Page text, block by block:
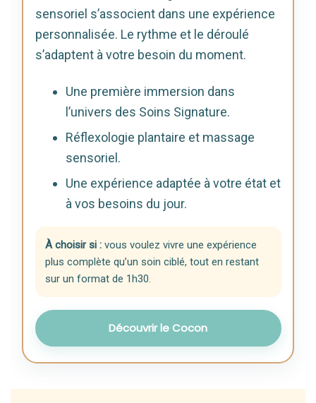
sensoriel s’associent dans une expérience
personnalisée. Le rythme et le déroulé
s’adaptent à votre besoin du moment.
Une première immersion dans
l’univers des Soins Signature.
Réflexologie plantaire et massage
sensoriel.
Une expérience adaptée à votre état et
à vos besoins du jour.
À choisir si :vous voulez vivre une expérience
plus complète qu’un soin ciblé, tout en restant
sur un format de 1h30.
Découvrir le Cocon